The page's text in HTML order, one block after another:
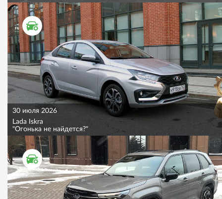
ТЕСТ ДРАЙВ
30 июля 2026
Lada Iskra
"Огонька не найдется?"
ТЕСТ ДРАЙВ